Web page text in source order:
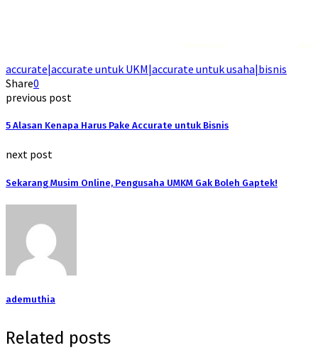
accurate|accurate untuk UKM|accurate untuk usaha|bisnis
Share0
previous post
5 Alasan Kenapa Harus Pake Accurate untuk Bisnis
next post
Sekarang Musim Online, Pengusaha UMKM Gak Boleh Gaptek!
ademuthia
Related posts